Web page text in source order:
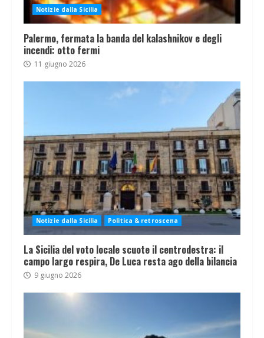
Notizie dalla Sicilia
Palermo, fermata la banda del kalashnikov e degli
incendi: otto fermi
11 giugno 2026
Notizie dalla Sicilia Politica & retroscena
La Sicilia del voto locale scuote il centrodestra: il
campo largo respira, De Luca resta ago della bilancia
9 giugno 2026